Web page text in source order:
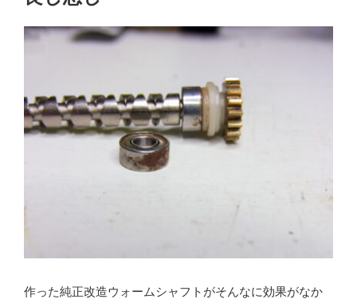
日:
作った純正改造ウォームシャフトがそんなに効果がなか